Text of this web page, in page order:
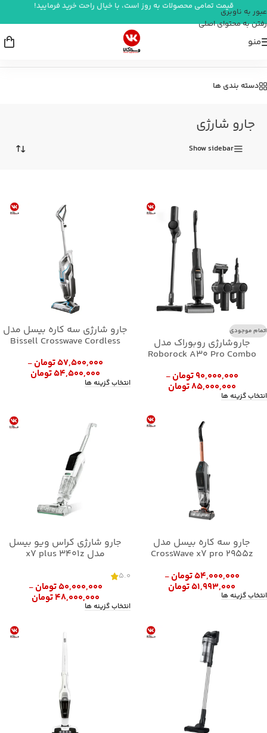
عبور به ناوبری
رفتن به محتوای اصلی
قیمت تمامی محصولات به روز است، با خیال راحت خرید فرمایید!
منو
دسته بندی ها
جارو شارژی
Show sidebar
اتمام موجودی
جاروشارژی روبوراک مدل
Roborock A30 Pro Combo
۹۰,۰۰۰,۰۰۰تومان –
۸۵,۰۰۰,۰۰۰تومان
انتخاب گزینه ها
جارو شارژی سه کاره بیسل مدل
Bissell Crosswave Cordless
۵۷,۵۰۰,۰۰۰تومان –
۵۴,۵۰۰,۰۰۰تومان
انتخاب گزینه ها
جارو سه کاره بیسل مدل
CrossWave x7 pro 2955z
۵۴,۰۰۰,۰۰۰تومان –
۵۱,۹۹۳,۰۰۰تومان
انتخاب گزینه ها
جارو شارژی کراس ویو بیسل
مدل x7 plus 3401z
5.0
۵۰,۰۰۰,۰۰۰تومان –
۴۸,۰۰۰,۰۰۰تومان
انتخاب گزینه ها